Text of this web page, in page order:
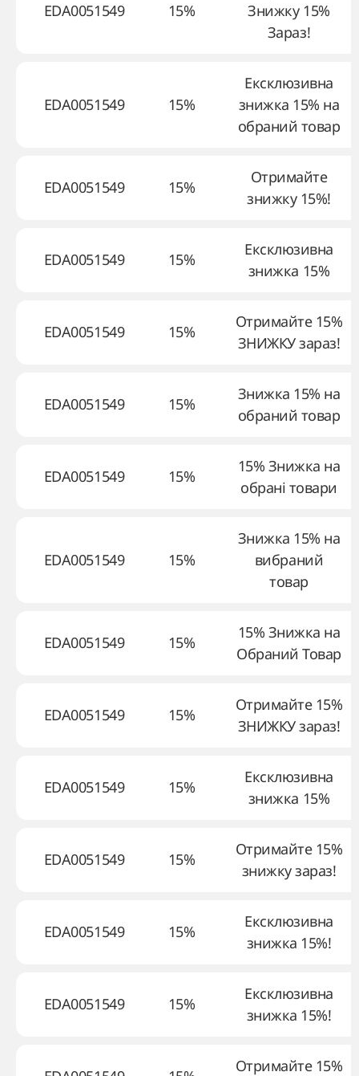
EDA0051549 15%
Знижку 15%
Зараз!
EDA0051549 15%
Ексклюзивна
знижка 15% на
обраний товар
EDA0051549 15%
Отримайте
знижку 15%!
EDA0051549 15%
Ексклюзивна
знижка 15%
EDA0051549 15%
Отримайте 15%
ЗНИЖКУ зараз!
EDA0051549 15%
Знижка 15% на
обраний товар
EDA0051549 15%
15% Знижка на
обрані товари
EDA0051549 15%
Знижка 15% на
вибраний
товар
EDA0051549 15%
15% Знижка на
Обраний Товар
EDA0051549 15%
Отримайте 15%
ЗНИЖКУ зараз!
EDA0051549 15%
Ексклюзивна
знижка 15%
EDA0051549 15%
Отримайте 15%
знижку зараз!
EDA0051549 15%
Ексклюзивна
знижка 15%!
EDA0051549 15%
Ексклюзивна
знижка 15%!
Отримайте 15%